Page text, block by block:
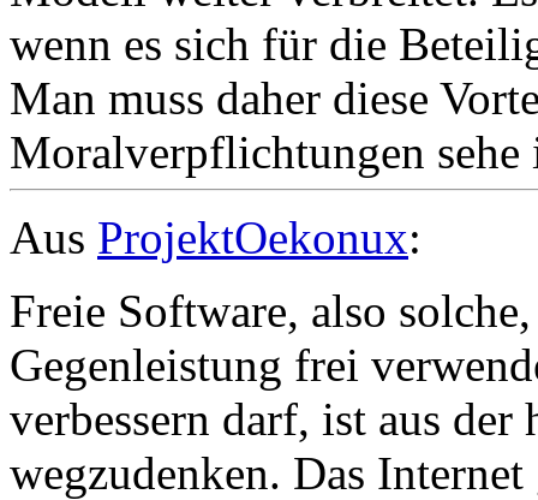
wenn es sich für die
Man muss daher diese
Moralverpflichtungen
Aus ProjektOekonux:
Freie Software, also
Gegenleistung frei
verbessern darf, ist aus
wegzudenken. Das